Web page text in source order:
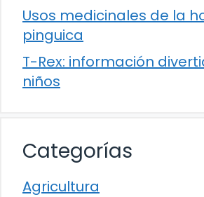
Usos medicinales de la
pinguica
T-Rex: información
niños
Categorías
Agricultura